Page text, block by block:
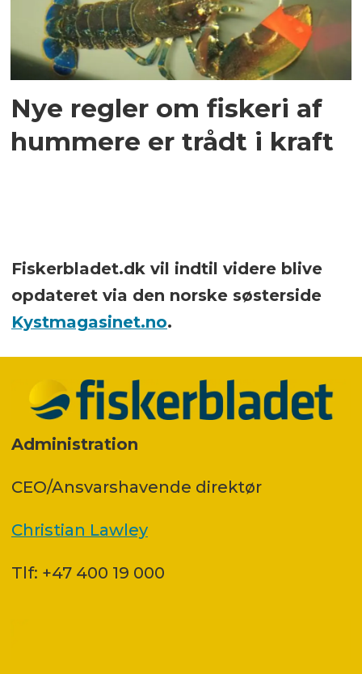
Nye regler om fiskeri af
hummere er trådt i kraft
Fiskerbladet.dk vil indtil videre blive
opdateret via den norske søsterside
Kystmagasinet.no.
Administration
CEO/Ansvarshavende direktør
Christian Lawley
Tlf: +47 400 19 000